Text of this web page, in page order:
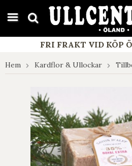
google-site-verification:
FRI FRAKT VID KÖP
Hem Kardflor & Ullockar